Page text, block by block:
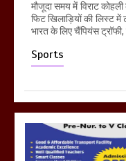
मौजूदा समय में विराट
फिट खिलाड़ियों की लिस्ट
भारत के लिए चैंपियंस
Sports